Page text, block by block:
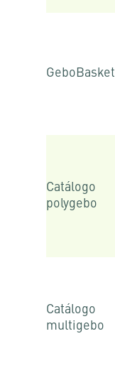
GeboBasket
Catálogo
polygebo
Catálogo
multigebo